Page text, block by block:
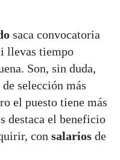
saca convocatoria
llevas tiempo
Son, sin duda,
selección más
el puesto tiene más
destaca el beneficio
con salarios de